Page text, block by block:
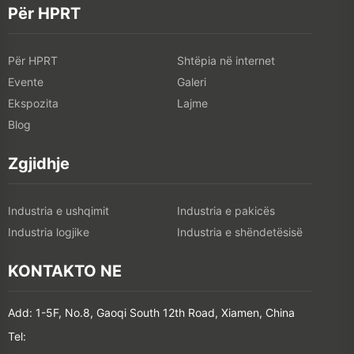
Për HPRT
Për HPRT
Shtëpia në internet
Evente
Galeri
Ekspozita
Lajme
Blog
Zgjidhje
Industria e ushqimit
Industria e pakicës
Industria logjike
Industria e shëndetësisë
KONTAKTO NE
Add: 1-5F, No.8, Gaoqi South 12th Road, Xiamen, China
Tel: